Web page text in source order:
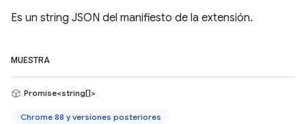
Es un string JSON del manifiesto de la extensión.
MUESTRA
Promise<string[]>
Chrome 88 y versiones posteriores